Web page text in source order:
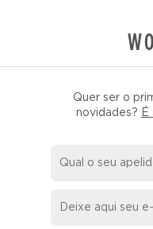
Quer ser o
novidades? É